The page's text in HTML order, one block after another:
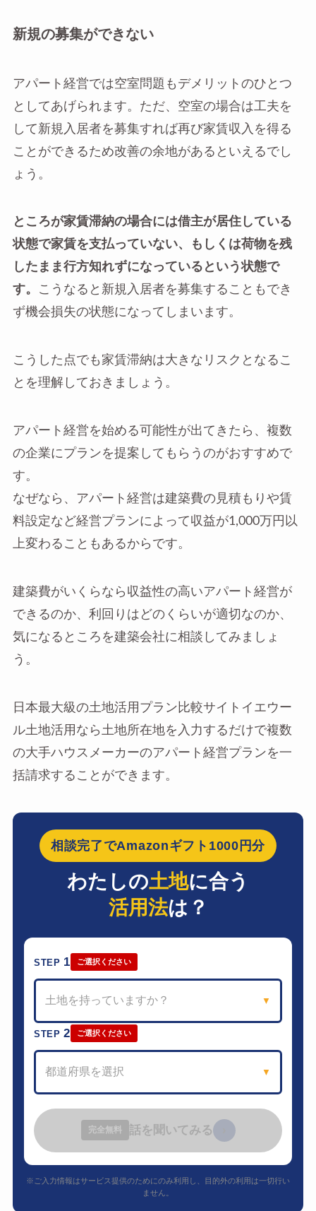
新規の募集ができない
アパート経営では空室問題もデメリットのひとつ
としてあげられます。ただ、空室の場合は工夫を
して新規入居者を募集すれば再び家賃収入を得る
ことができるため改善の余地があるといえるでし
ょう。
ところが家賃滞納の場合には借主が居住している
状態で家賃を支払っていない、もしくは荷物を残
したまま行方知れずになっているという状態で
す。
こうなると新規入居者を募集することもでき
ず機会損失の状態になってしまいます。
こうした点でも家賃滞納は大きなリスクとなるこ
とを理解しておきましょう。
アパート経営を始める可能性が出てきたら、複数
の企業にプランを提案してもらうのがおすすめで
す。
なぜなら、アパート経営は建築費の見積もりや賃
料設定など経営プランによって収益が1,000万円以
上変わることもあるからです。
建築費がいくらなら収益性の高いアパート経営が
できるのか、利回りはどのくらいが適切なのか、
気になるところを建築会社に相談してみましょ
う。
日本最大級の土地活用プラン比較サイトイエウー
ル土地活用なら土地所在地を入力するだけで複数
の大手ハウスメーカーのアパート経営プランを一
括請求することができます。
相談完了でAmazonギフト1000円分
わたしの土地に合う
活用法は？
STEP 1 ご選択ください
土地を持っていますか？ ▼
STEP2 ご選択ください
都道府県を選択 ▼
完全無料 話を聞いてみる
※ご入力情報はサービス提供のためにのみ利用し、目的外の利用は一切行い
ません。